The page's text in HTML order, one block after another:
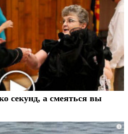
секунд, а смеяться вы
i